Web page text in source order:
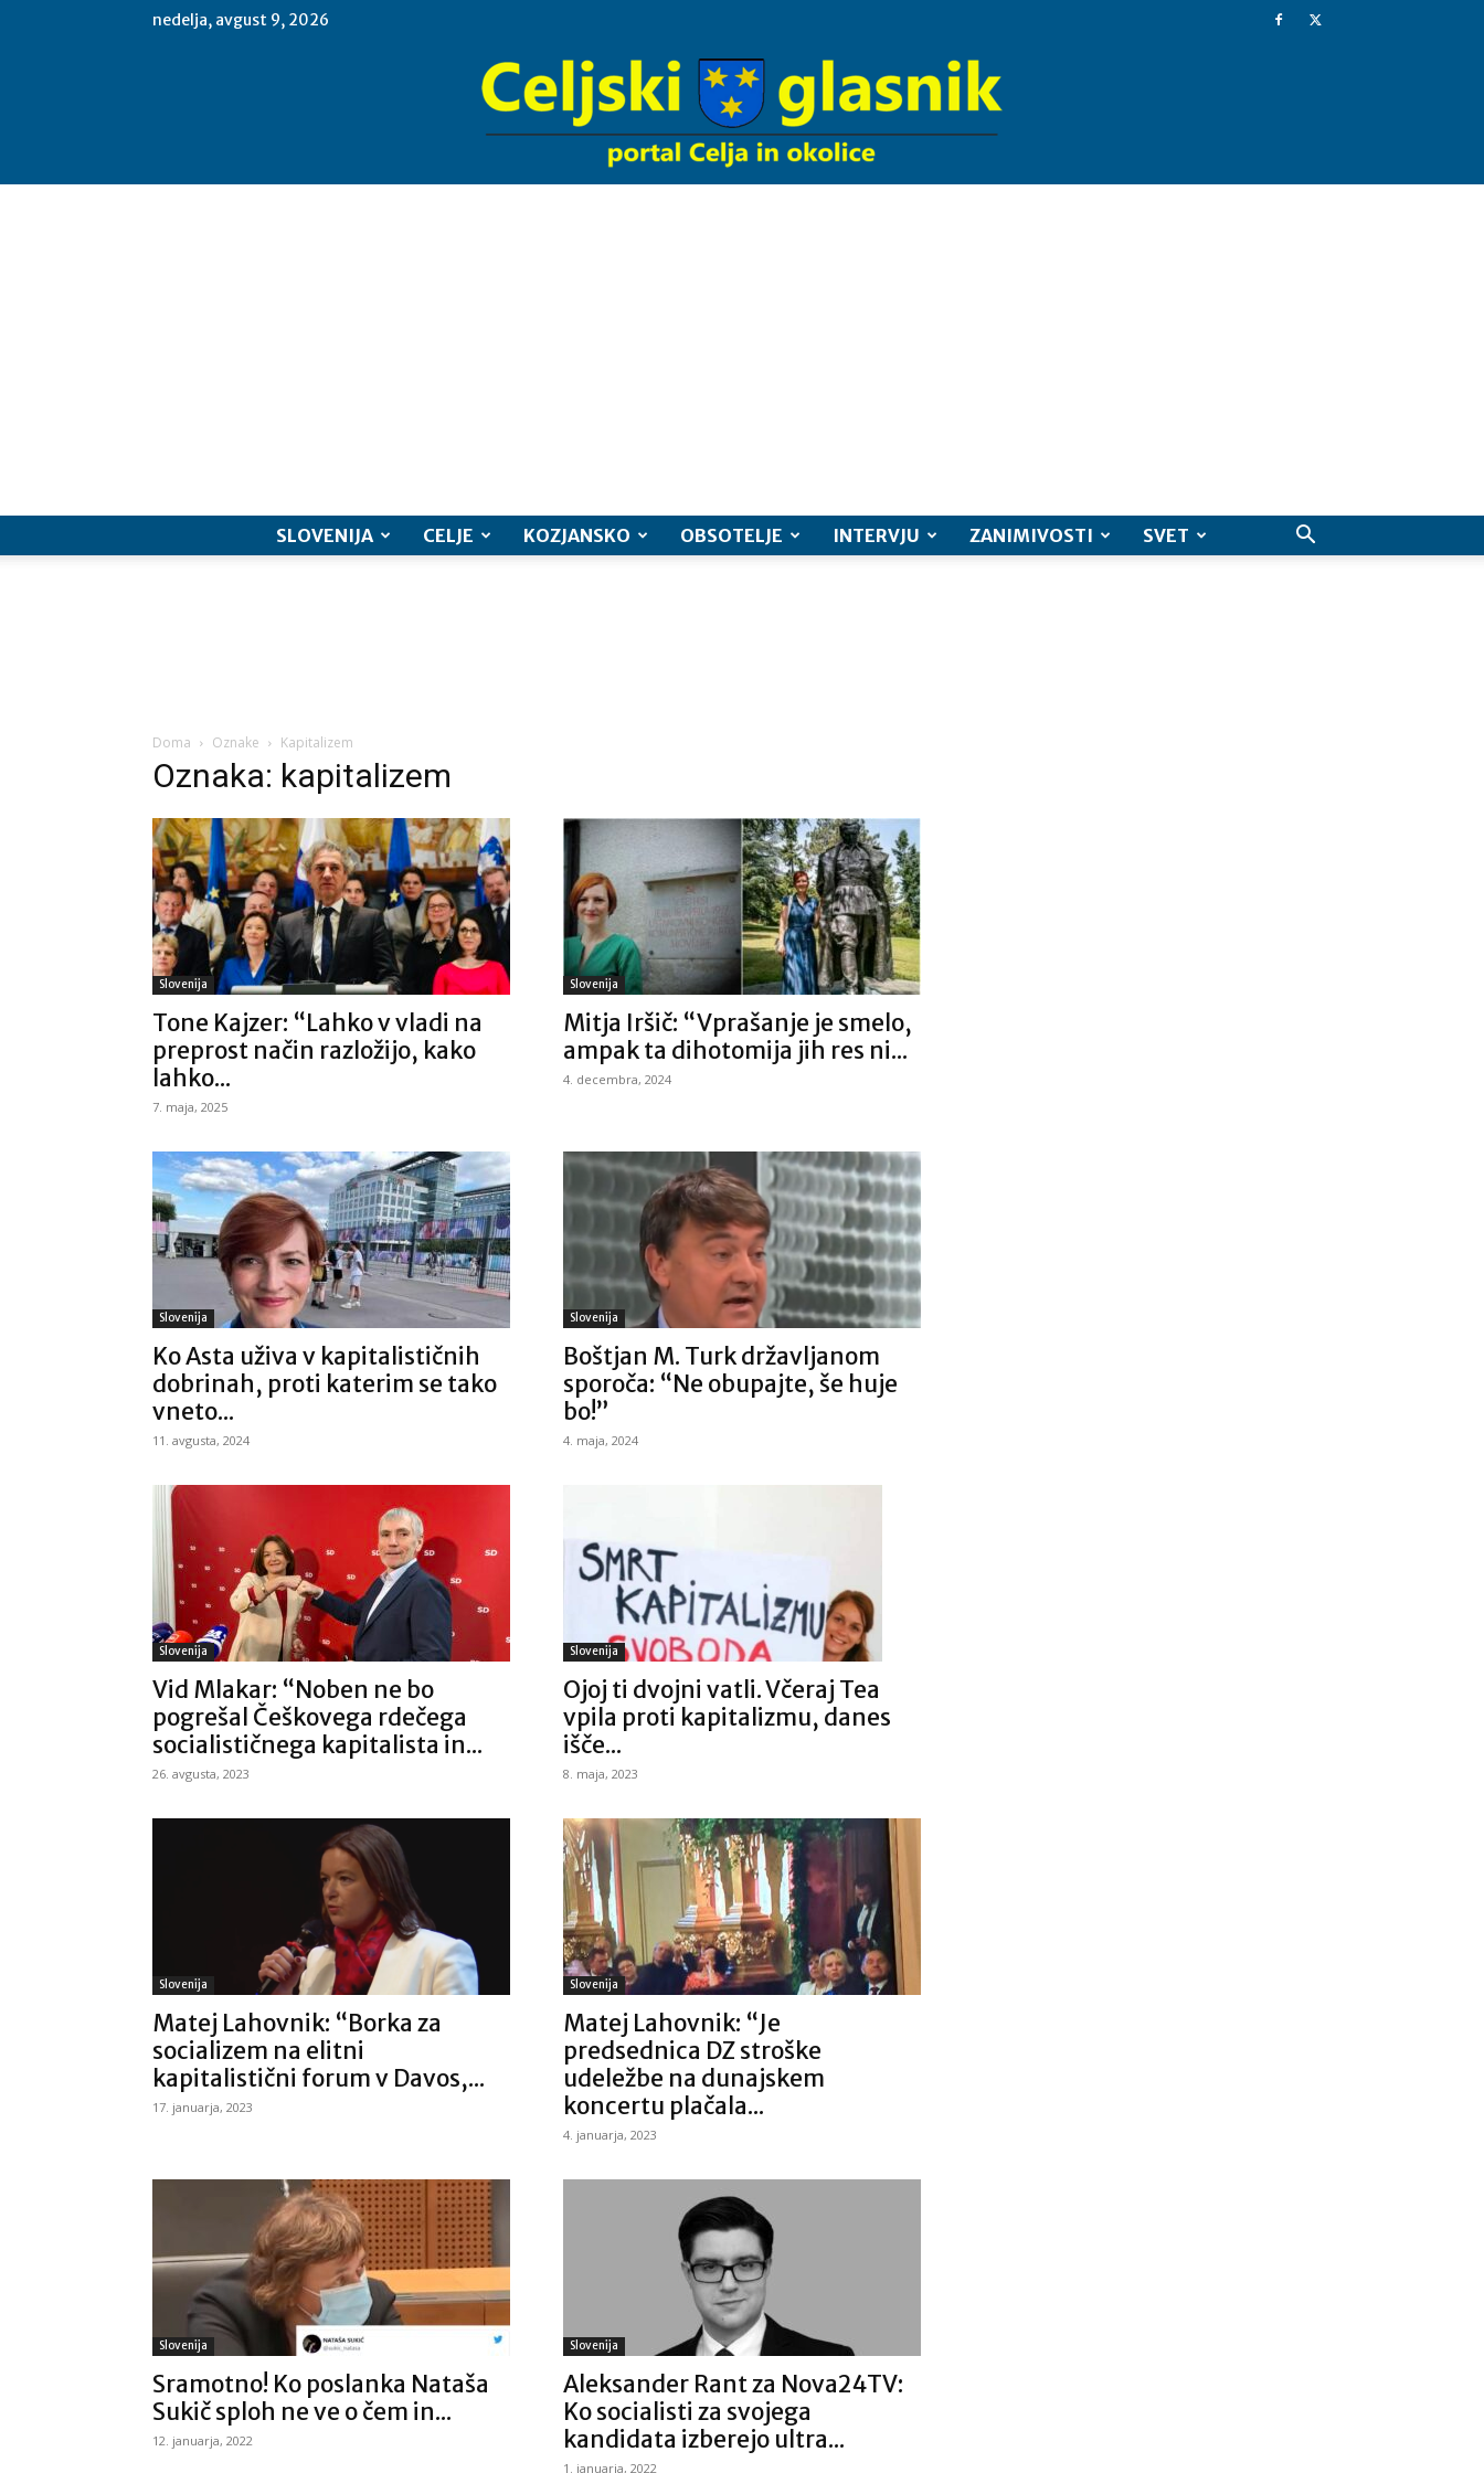
nedelja, avgust 9, 2026
SLOVENIJA CELJE KOZJANSKO OBSOTELJE INTERVJU ZANIMIVOSTI SVET
Doma Oznake Kapitalizem
Oznaka: kapitalizem
Slovenija
Tone Kajzer: “Lahko v vladi na
preprost način razložijo, kako
lahko...
7. maja, 2025
Slovenija
Mitja Iršič: “Vprašanje je smelo,
ampak ta dihotomija jih res ni...
4. decembra, 2024
Slovenija
Ko Asta uživa v kapitalističnih
dobrinah, proti katerim se tako
vneto...
11. avgusta, 2024
Slovenija
Boštjan M. Turk državljanom
sporoča: “Ne obupajte, še huje
bo!”
4. maja, 2024
Slovenija
Vid Mlakar: “Noben ne bo
pogrešal Češkovega rdečega
socialističnega kapitalista in...
26. avgusta, 2023
Slovenija
Ojoj ti dvojni vatli. Včeraj Tea
vpila proti kapitalizmu, danes
išče...
8. maja, 2023
Slovenija
Matej Lahovnik: “Borka za
socializem na elitni
kapitalistični forum v Davos,...
17. januarja, 2023
Slovenija
Matej Lahovnik: “Je
predsednica DZ stroške
udeležbe na dunajskem
koncertu plačala...
4. januarja, 2023
Slovenija
Sramotno! Ko poslanka Nataša
Sukič sploh ne ve o čem in...
12. januarja, 2022
Slovenija
Aleksander Rant za Nova24TV:
Ko socialisti za svojega
kandidata izberejo ultra...
1. januarja, 2022